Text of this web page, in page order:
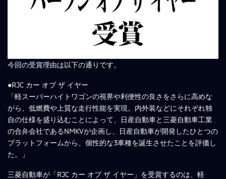
今回の受賞理由は以下の通りです。
●RJC カー オブ ザ イヤー
「軽スーパーハイトワゴンの視界や利便性の良さをさらに高めな
がら、低燃費や上質な走行性能を実現。内外装などにそれぞれ独
自の仕様を盛り込むことによって、日産自動車と三菱自動車工業
の合弁会社であるNMKVが企画し、日産自動車が開発したひとつの
プラットフォームから、個性的な3車種を誕生させたことを評価し
た。」
三菱自動車が「RJC カー オブ ザ イヤー」を受賞するのは、軽